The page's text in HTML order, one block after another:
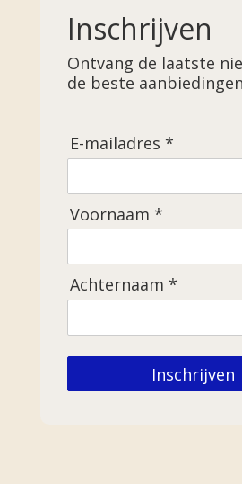
Inschrijven
Ontvang de laatste
de beste
E-mailadres *
Voornaam *
Achternaam *
Inschrijven